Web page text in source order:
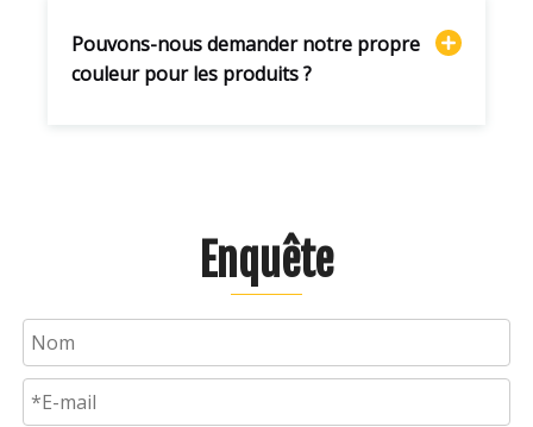
Pouvons-nous demander notre propre
couleur pour les produits ?
Enquête